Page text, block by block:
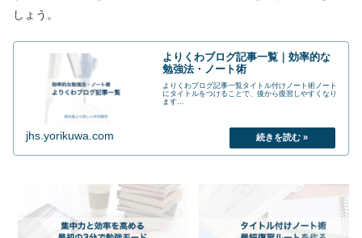
しょう。
よりくわブログ記事一覧｜効率的な
勉強法・ノート術
よりくわブログ記事一覧タイトル付けノート術ノート
にタイトルをつけることで、後から復習しやすくなり
ます...
jhs.yorikuwa.com